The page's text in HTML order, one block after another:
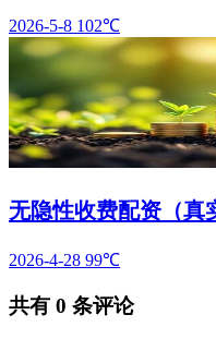
2026-5-8 102℃
无隐性收费配资（真
2026-4-28 99℃
共有 0 条评论